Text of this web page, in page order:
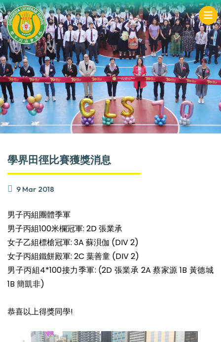
學界田徑比賽獲獎消息
9 Mar 2018
男子丙組團體季軍
男子丙組100米欄冠軍: 2D 張業承
女子乙組標槍冠軍: 3A 蘇浿伽 (DIV 2)
女子丙組鐵餅殿軍: 2C 葉善童 (DIV 2)
男子丙組4*100接力季軍: (2D 張業承 2A 蔡家源 1B 黃德城
1B 簡凱非)
恭喜以上得獎同學!